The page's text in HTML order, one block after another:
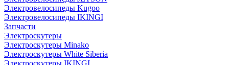
Электровелосипеды Kugoo
Электровелосипеды IKINGI
Запчасти
Электроскутеры
Электроскутеры Minako
Электроскутеры White Siberia
Электроскутеры IKINGI